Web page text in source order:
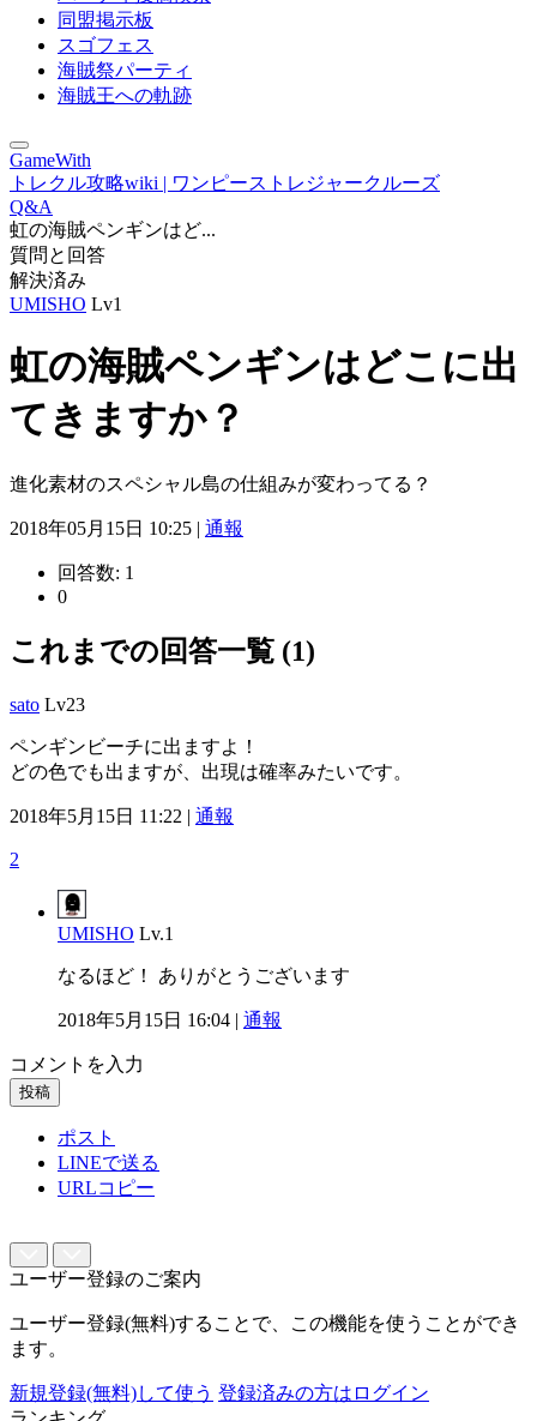
同盟掲示板
スゴフェス
海賊祭パーティ
海賊王への軌跡
GameWith
トレクル攻略wiki | ワンピーストレジャークルーズ
Q&A
虹の海賊ペンギンはど...
質問と回答
解決済み
UMISHO Lv1
虹の海賊ペンギンはどこに出
てきますか？
進化素材のスペシャル島の仕組みが変わってる？
2018年05月15日 10:25 | 通報
回答数: 1
0
これまでの回答一覧 (1)
sato Lv23
ペンギンビーチに出ますよ！
どの色でも出ますが、出現は確率みたいです。
2018年5月15日 11:22 | 通報
2
UMISHO Lv.1
なるほど！ ありがとうございます
2018年5月15日 16:04 | 通報
コメントを入力
投稿
ポスト
LINEで送る
URLコピー
ユーザー登録のご案内
ユーザー登録(無料)することで、この機能を使うことができ
ます。
新規登録(無料)して使う 登録済みの方はログイン